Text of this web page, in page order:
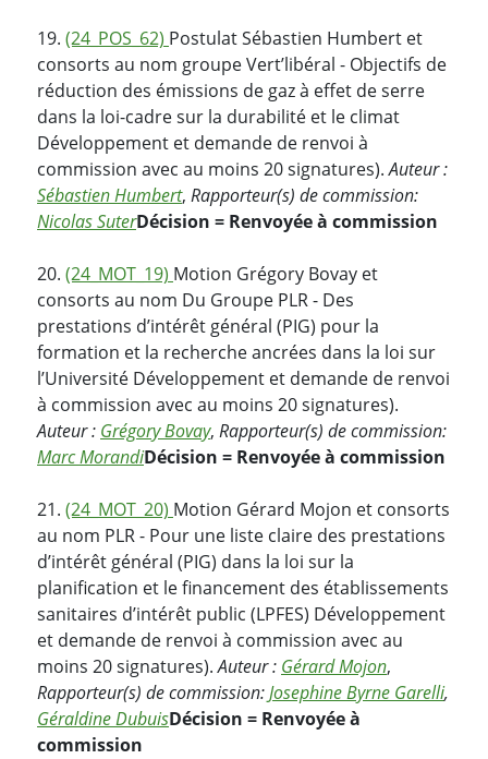
19. (24_POS_62) Postulat Sébastien Humbert et
consorts au nom groupe Vert’libéral - Objectifs de
réduction des émissions de gaz à effet de serre
dans la loi-cadre sur la durabilité et le climat
Développement et demande de renvoi à
commission avec au moins 20 signatures).Auteur :
Sébastien Humbert, Rapporteur(s) de commission:
Nicolas SuterDécision = Renvoyée à commission
20. (24_MOT_19) Motion Grégory Bovay et
consorts au nom Du Groupe PLR - Des
prestations d’intérêt général (PIG) pour la
formation et la recherche ancrées dans la loi sur
l’Université Développement et demande de renvoi
à commission avec au moins 20 signatures).
Auteur : Grégory Bovay, Rapporteur(s) de commission:
Marc MorandiDécision = Renvoyée à commission
21. (24_MOT_20) Motion Gérard Mojon et consorts
au nom PLR - Pour une liste claire des prestations
d’intérêt général (PIG) dans la loi sur la
planification et le financement des établissements
sanitaires d’intérêt public (LPFES) Développement
et demande de renvoi à commission avec au
moins 20 signatures).Auteur : Gérard Mojon,
Rapporteur(s) de commission:Josephine Byrne Garelli,
Géraldine DubuisDécision = Renvoyée à
commission